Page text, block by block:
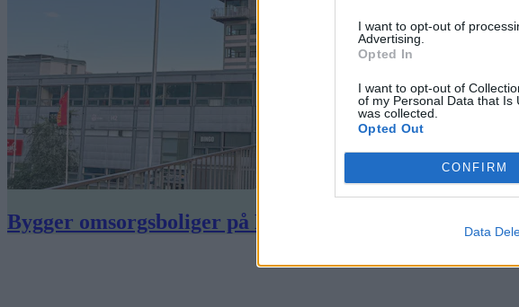
I want to opt-out of
Advertising.
Opted In
I want to opt-out of
of my Personal Data that Is
was collected.
Opted Out
CONFIRM
Data
Bygger omsorgsboliger på Haugerud. Byrådet gir